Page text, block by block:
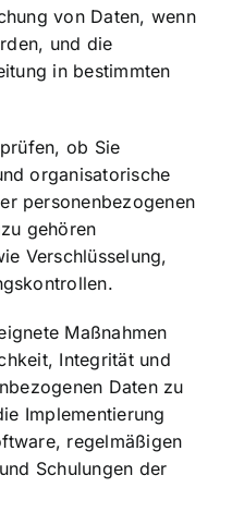
von Daten, wenn
und die
in bestimmten
ob Sie
organisatorische
personenbezogenen
gehören
Verschlüsselung,
Maßnahmen
Integrität und
Daten zu
Implementierung
regelmäßigen
Schulungen der